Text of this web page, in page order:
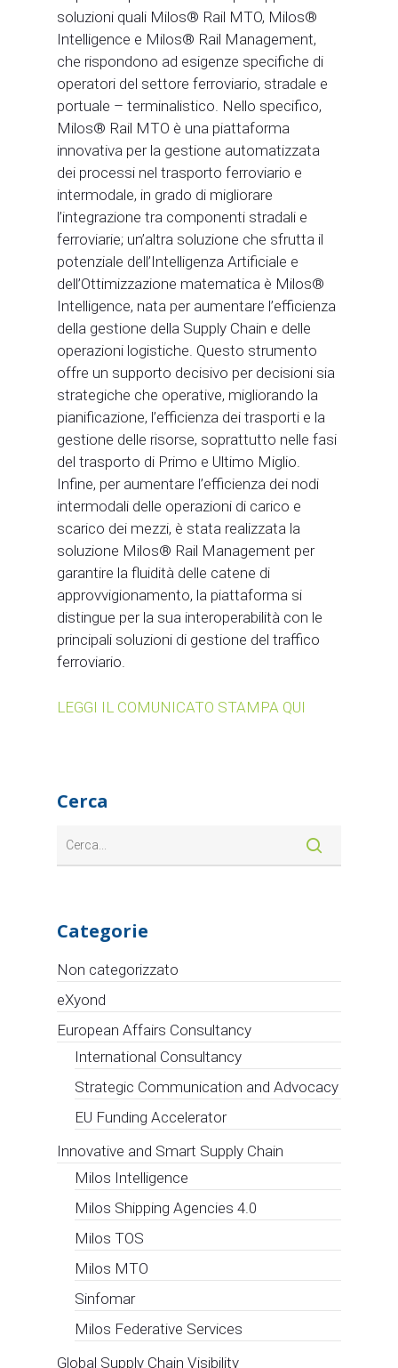
soluzioni quali Milos® Rail MTO, Milos®
Intelligence e Milos® Rail Management,
che rispondono ad esigenze specifiche di
operatori del settore ferroviario, stradale e
portuale – terminalistico. Nello specifico,
Milos® Rail MTO è una piattaforma
innovativa per la gestione automatizzata
dei processi nel trasporto ferroviario e
intermodale, in grado di migliorare
l’integrazione tra componenti stradali e
ferroviarie; un’altra soluzione che sfrutta il
potenziale dell’Intelligenza Artificiale e
dell’Ottimizzazione matematica è Milos®
Intelligence, nata per aumentare l’efficienza
della gestione della Supply Chain e delle
operazioni logistiche. Questo strumento
offre un supporto decisivo per decisioni sia
strategiche che operative, migliorando la
pianificazione, l’efficienza dei trasporti e la
gestione delle risorse, soprattutto nelle fasi
del trasporto di Primo e Ultimo Miglio.
Infine, per aumentare l’efficienza dei nodi
intermodali delle operazioni di carico e
scarico dei mezzi, è stata realizzata la
soluzione Milos® Rail Management per
garantire la fluidità delle catene di
approvvigionamento, la piattaforma si
distingue per la sua interoperabilità con le
principali soluzioni di gestione del traffico
ferroviario.
LEGGI IL COMUNICATO STAMPA QUI
Cerca
Categorie
Non categorizzato
eXyond
European Affairs Consultancy
International Consultancy
Strategic Communication and Advocacy
EU Funding Accelerator
Innovative and Smart Supply Chain
Milos Intelligence
Milos Shipping Agencies 4.0
Milos TOS
Milos MTO
Sinfomar
Milos Federative Services
Global Supply Chain Visibility